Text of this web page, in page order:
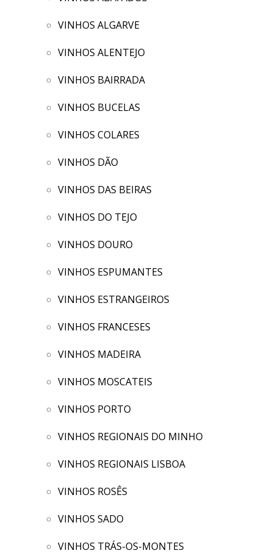
VINHOS ALGARVE
VINHOS ALENTEJO
VINHOS BAIRRADA
VINHOS BUCELAS
VINHOS COLARES
VINHOS DÃO
VINHOS DAS BEIRAS
VINHOS DO TEJO
VINHOS DOURO
VINHOS ESPUMANTES
VINHOS ESTRANGEIROS
VINHOS FRANCESES
VINHOS MADEIRA
VINHOS MOSCATEIS
VINHOS PORTO
VINHOS REGIONAIS DO MINHO
VINHOS REGIONAIS LISBOA
VINHOS ROSÊS
VINHOS SADO
VINHOS TRÁS-OS-MONTES